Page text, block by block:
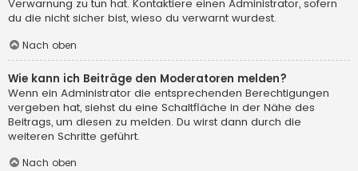
Verwarnung zu tun hat. Kontaktiere einen Administrator, sofern
du die nicht sicher bist, wieso du verwarnt wurdest.
Nach oben
Wie kann ich Beiträge den Moderatoren melden?
Wenn ein Administrator die entsprechenden Berechtigungen
vergeben hat, siehst du eine Schaltfläche in der Nähe des
Beitrags, um diesen zu melden. Du wirst dann durch die
weiteren Schritte geführt.
Nach oben